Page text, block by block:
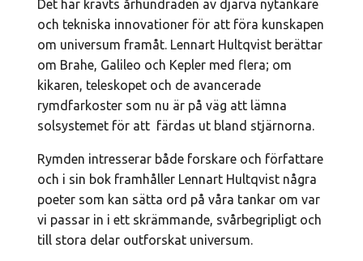
Det har krävts århundraden av djärva nytänkare
och tekniska innovationer för att föra kunskapen
om universum framåt. Lennart Hultqvist berättar
om Brahe, Galileo och Kepler med flera; om
kikaren, teleskopet och de avancerade
rymdfarkoster som nu är på väg att lämna
solsystemet för att färdas ut bland stjärnorna.
Rymden intresserar både forskare och författare
och i sin bok framhåller Lennart Hultqvist några
poeter som kan sätta ord på våra tankar om var
vi passar in i ett skrämmande, svårbegripligt och
till stora delar outforskat universum.